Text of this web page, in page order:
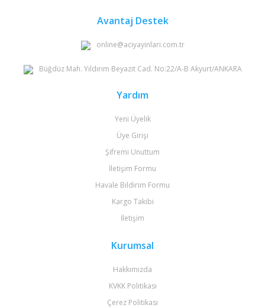
Avantaj Destek
online@aciyayinlari.com.tr
Büğdüz Mah. Yıldırım Beyazıt Cad. No:22/A-B Akyurt/ANKARA
Yardım
Yeni Üyelik
Üye Girişi
Şifremi Unuttum
İletişim Formu
Havale Bildirim Formu
Kargo Takibi
İletişim
Kurumsal
Hakkımızda
KVKK Politikası
Çerez Politikası